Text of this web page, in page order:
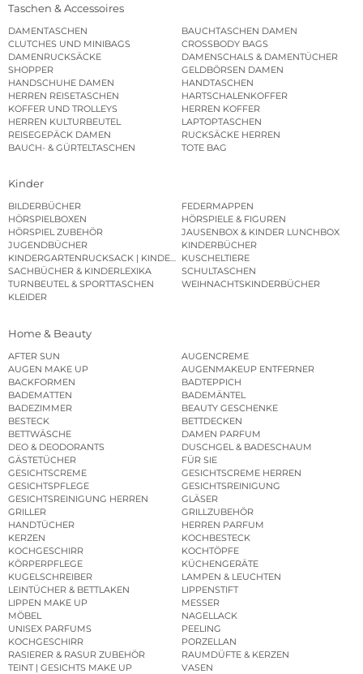
Taschen & Accessoires
DAMENTASCHEN
BAUCHTASCHEN DAMEN
CLUTCHES UND MINIBAGS
CROSSBODY BAGS
DAMENRUCKSÄCKE
DAMENSCHALS & DAMENTÜCHER
SHOPPER
GELDBÖRSEN DAMEN
HANDSCHUHE DAMEN
HANDTASCHEN
HERREN REISETASCHEN
HARTSCHALENKOFFER
KOFFER UND TROLLEYS
HERREN KOFFER
HERREN KULTURBEUTEL
LAPTOPTASCHEN
REISEGEPÄCK DAMEN
RUCKSÄCKE HERREN
BAUCH- & GÜRTELTASCHEN
TOTE BAG
Kinder
BILDERBÜCHER
FEDERMAPPEN
HÖRSPIELBOXEN
HÖRSPIELE & FIGUREN
HÖRSPIEL ZUBEHÖR
JAUSENBOX & KINDER LUNCHBOX
JUGENDBÜCHER
KINDERBÜCHER
KINDERGARTENRUCKSACK | KINDERGARTENBEUTEL
KUSCHELTIERE
SACHBÜCHER & KINDERLEXIKA
SCHULTASCHEN
TURNBEUTEL & SPORTTASCHEN
WEIHNACHTSKINDERBÜCHER
KLEIDER
Home & Beauty
AFTER SUN
AUGENCREME
AUGEN MAKE UP
AUGENMAKEUP ENTFERNER
BACKFORMEN
BADTEPPICH
BADEMATTEN
BADEMÄNTEL
BADEZIMMER
BEAUTY GESCHENKE
BESTECK
BETTDECKEN
BETTWÄSCHE
DAMEN PARFUM
DEO & DEODORANTS
DUSCHGEL & BADESCHAUM
GÄSTETÜCHER
FÜR SIE
GESICHTSCREME
GESICHTSCREME HERREN
GESICHTSPFLEGE
GESICHTSREINIGUNG
GESICHTSREINIGUNG HERREN
GLÄSER
GRILLER
GRILLZUBEHÖR
HANDTÜCHER
HERREN PARFUM
KERZEN
KOCHBESTECK
KOCHGESCHIRR
KOCHTÖPFE
KÖRPERPFLEGE
KÜCHENGERÄTE
KUGELSCHREIBER
LAMPEN & LEUCHTEN
LEINTÜCHER & BETTLAKEN
LIPPENSTIFT
LIPPEN MAKE UP
MESSER
MÖBEL
NAGELLACK
UNISEX PARFUMS
PEELING
KOCHGESCHIRR
PORZELLAN
RASIERER & RASUR ZUBEHÖR
RAUMDÜFTE & KERZEN
TEINT | GESICHTS MAKE UP
VASEN